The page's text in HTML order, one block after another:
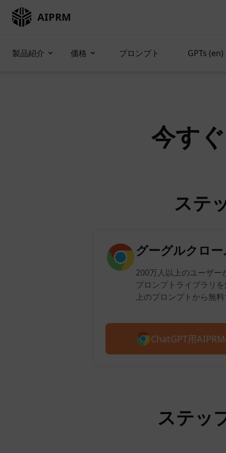
AIPRM
製品紹介 価格 プロンプト GPTs (en)
今す
ステ
グーグルクロ
200万人以上のユーザ
プロンプトライブラリ
上のプロンプトから無料
ChatGPT用
ステッ